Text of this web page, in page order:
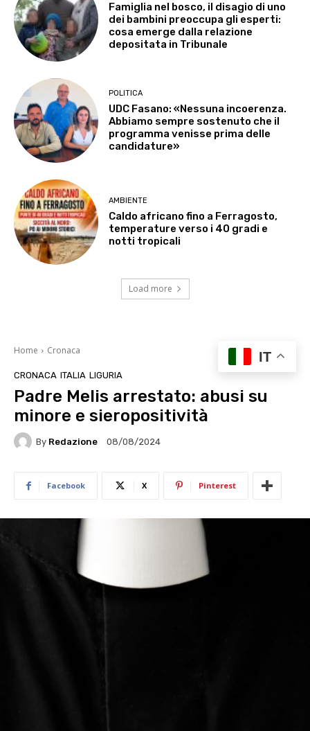
Famiglia nel bosco, il disagio di uno
dei bambini preoccupa gli esperti:
cosa emerge dalla relazione
depositata in Tribunale
POLITICA
UDC Fasano: «Nessuna incoerenza.
Abbiamo sempre sostenuto che il
programma venisse prima delle
candidature»
AMBIENTE
Caldo africano fino a Ferragosto,
temperature verso i 40 gradi e
notti tropicali
Load more